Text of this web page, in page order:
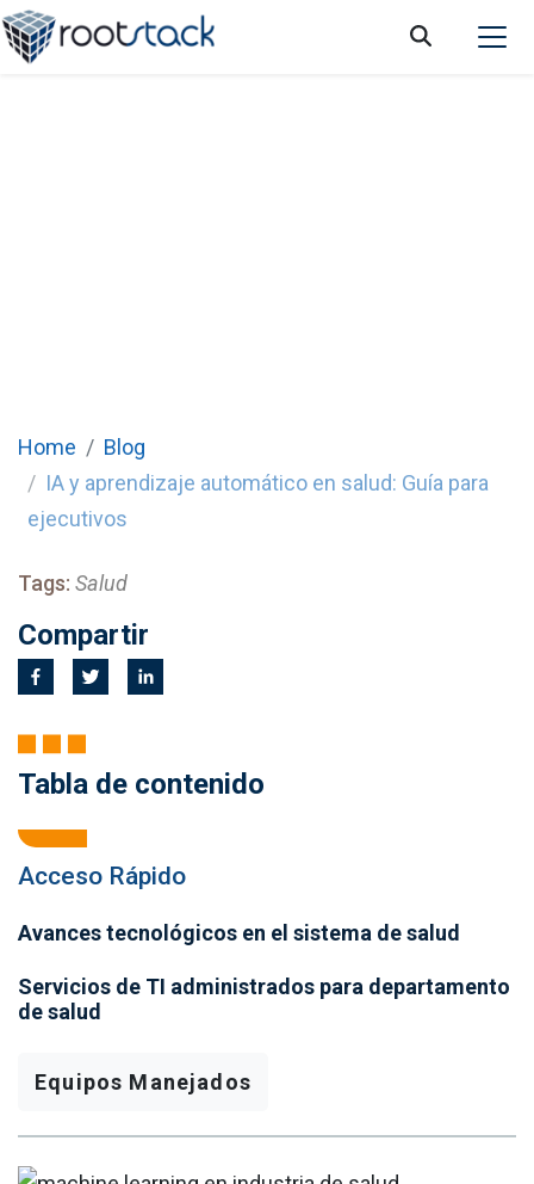
Home
Blog
IA y aprendizaje automático en salud: Guía para
ejecutivos
Tags: Salud
Compartir
Tabla de contenido
Acceso Rápido
Avances tecnológicos en el sistema de salud
Servicios de TI administrados para departamento
de salud
Equipos Manejados